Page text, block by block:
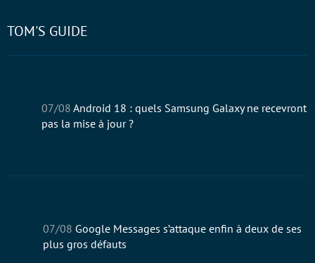
TOM'S GUIDE
07/08 Android 18 : quels Samsung Galaxy ne recevront
pas la mise à jour ?
07/08 Google Messages s’attaque enfin à deux de ses
plus gros défauts